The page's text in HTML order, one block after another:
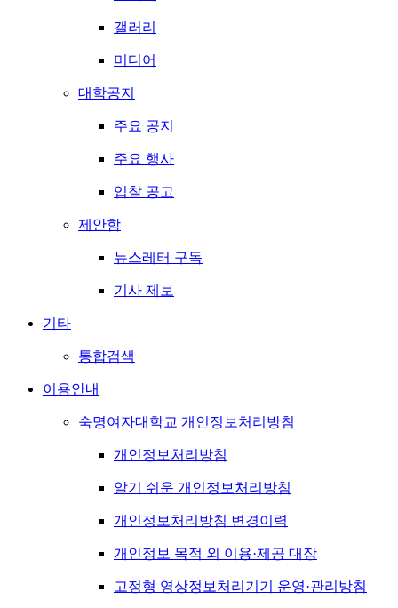
갤러리
미디어
대학공지
주요 공지
주요 행사
입찰 공고
제안함
뉴스레터 구독
기사 제보
기타
통합검색
이용안내
숙명여자대학교 개인정보처리방침
개인정보처리방침
알기 쉬운 개인정보처리방침
개인정보처리방침 변경이력
개인정보 목적 외 이용·제공 대장
고정형 영상정보처리기기 운영·관리방침